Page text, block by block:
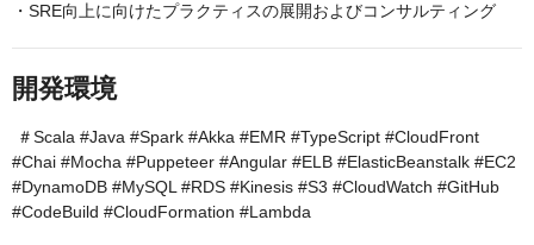
・SRE向上に向けたプラクティスの展開およびコンサルティング
開発環境
＃Scala #Java #Spark #Akka #EMR #TypeScript #CloudFront
#Chai #Mocha #Puppeteer #Angular #ELB #ElasticBeanstalk #EC2
#DynamoDB #MySQL #RDS #Kinesis #S3 #CloudWatch #GitHub
#CodeBuild #CloudFormation #Lambda